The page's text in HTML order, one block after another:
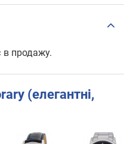
в продажу.
(елегантні,